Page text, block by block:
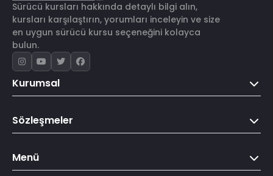
Sürücü kursları hakkında detaylı bilgi alın,
kursları karşılaştırın, yorumları inceleyin ve size
en uygun sürücü kursu seçeneğini kolayca
bulun.
Kurumsal
Sözleşmeler
Menü